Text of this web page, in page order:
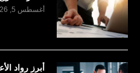
أغسطس 5, 2026
أبرز رواد